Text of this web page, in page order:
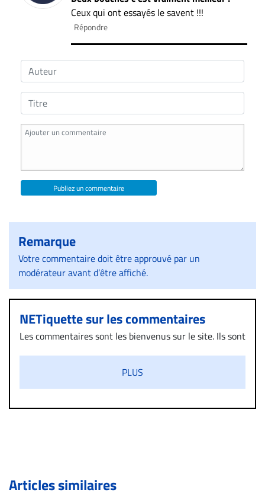
Ceux qui ont essayés le savent !!!
Répondre
Publiez un commentaire
Remarque
Votre commentaire doit être approuvé par un
modérateur avant d’être affiché.
NETiquette sur les commentaires
Les commentaires sont les bienvenus sur le site. Ils sont
diffamatoire. Si malgré cette politique de modération,
un commentaire publié sur le site vous dérange, prenez
immédiatement contact par courriel (info@droit-
de validation, un droit de réponse.
PLUS
Articles similaires